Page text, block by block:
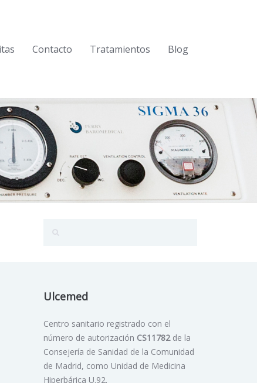
Contacto Tratamientos Blog
Ulcemed
Centro sanitario registrado con el
número de autorización CS11782de la
Consejería de Sanidad de la Comunidad
de Madrid, como Unidad de Medicina
Hiperbárica U.92.